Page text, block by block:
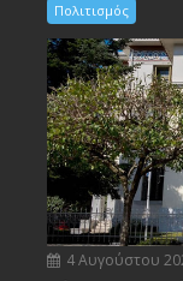
Πολιτισμός
4 Αυγούστου